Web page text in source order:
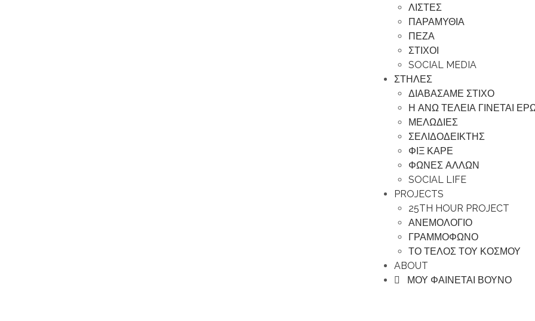
ΛΙΣΤΕΣ
ΠΑΡΑΜΥΘΙΑ
ΠΕΖΑ
ΣΤΙΧΟΙ
SOCIAL MEDIA
ΣΤΗΛΕΣ
ΔΙΑΒΑΣΑΜΕ ΣΤΙΧΟ
Η ΑΝΩ ΤΕΛΕΙΑ ΓΙΝΕΤΑΙ
ΜΕΛΩΔΙΕΣ
ΣΕΛΙΔΟΔΕΙΚΤΗΣ
ΦΙΞ ΚΑΡΕ
ΦΩΝΕΣ ΑΛΛΩΝ
SOCIAL LIFE
PROJECTS
25TH HOUR PROJECT
ΑΝΕΜΟΛΟΓΙΟ
ΓΡΑΜΜΟΦΩΝΟ
ΤΟ ΤΕΛΟΣ ΤΟΥ ΚΟΣΜΟΥ
ABOUT
ΜΟΥ ΦΑΙΝΕΤΑΙ ΒΟΥΝΟ